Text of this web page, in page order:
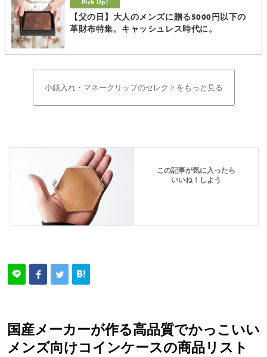
【父の日】大人のメンズに贈る5000円以下の
革財布特集。キャッシュレス時代に。
小銭入れ・マネークリップのセレクトをもっと見る
この記事が気に入ったら
いいね！しよう
国産メーカーが作る高品質でかっこいい
メンズ向けコインケースの商品リスト